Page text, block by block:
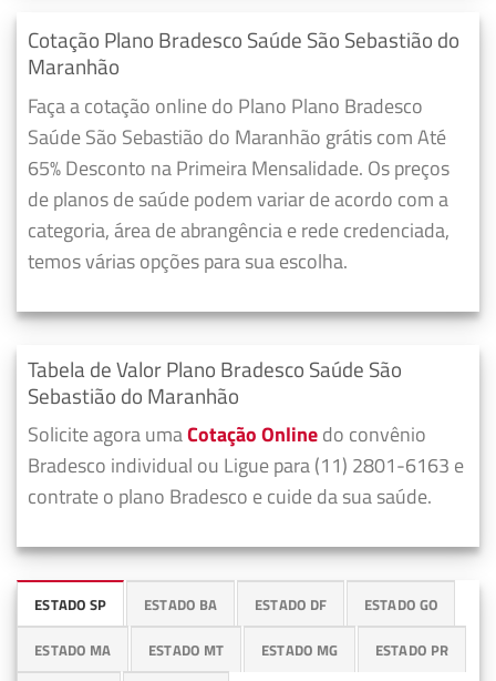
Cotação Plano Bradesco Saúde São Sebastião do
Maranhão
Faça a cotação online do Plano Plano Bradesco
Saúde São Sebastião do Maranhão grátis com Até
65% Desconto na Primeira Mensalidade. Os preços
de planos de saúde podem variar de acordo com a
categoria, área de abrangência e rede credenciada,
temos várias opções para sua escolha.
Tabela de Valor Plano Bradesco Saúde São
Sebastião do Maranhão
Solicite agora umaCotação Onlinedo convênio
Bradesco individual ou Ligue para (11) 2801-6163 e
contrate o plano Bradesco e cuide da sua saúde.
ESTADO SP ESTADO BA ESTADO DF ESTADO GO
ESTADO MA ESTADO MT ESTADO MG ESTADO PR